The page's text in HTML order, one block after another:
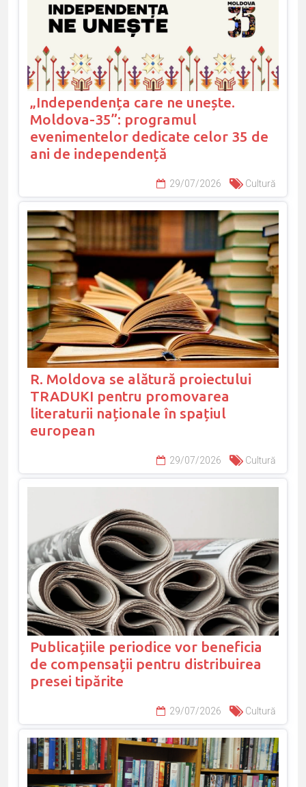
„Independența care ne unește.
Moldova-35”: programul
evenimentelor dedicate celor 35 de
ani de independență
29/07/2026 Cultură
R. Moldova se alătură proiectului
TRADUKI pentru promovarea
literaturii naționale în spațiul
european
29/07/2026 Cultură
Publicațiile periodice vor beneficia
de compensații pentru distribuirea
presei tipărite
29/07/2026 Cultură